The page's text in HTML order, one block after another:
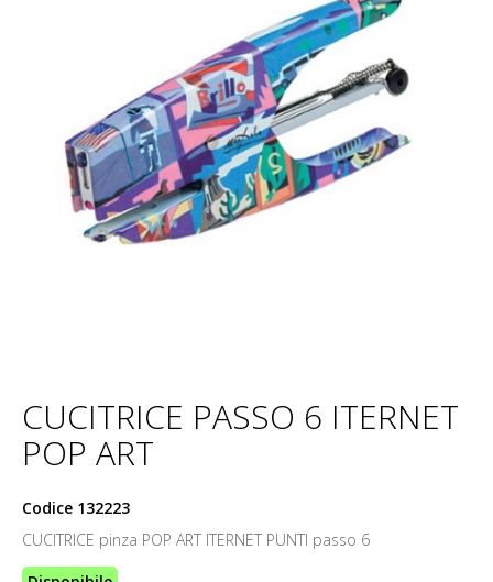
CUCITRICE PASSO 6 ITERNET
POP ART
Codice 132223
CUCITRICE pinza POP ART ITERNET PUNTI passo 6